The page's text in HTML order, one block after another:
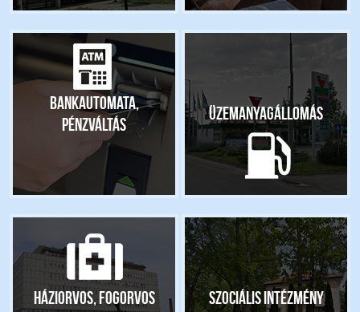
Bankautomata,
pénzváltás
Üzemanyagállomás
Háziorvos, fogorvos Szociális intézmény